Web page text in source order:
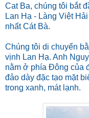
Cat Ba, chúng tôi bắt
Lan Hạ - Làng Việt
nhất Cát Bà.
Chúng tôi di chuyển
vịnh Lan Hạ. Anh
nằm ở phía Đông của
đảo dày đặc tạo mặt
trong xanh, mát lạnh.